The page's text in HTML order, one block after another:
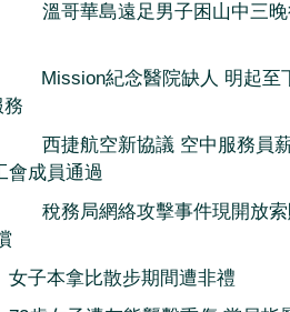
溫哥華島遠足男子困山中三
Mission紀念醫院缺人 明起至
西捷航空新協議 空中服務員
會成員通過
稅務局網絡攻擊事件現開放
女子本拿比散步期間遭非禮